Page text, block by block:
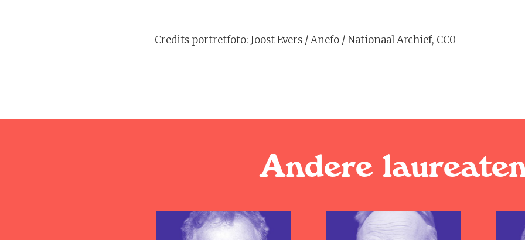
Credits portretfoto: Joost Evers / Anefo / Nationaal Archief, CC0
Andere